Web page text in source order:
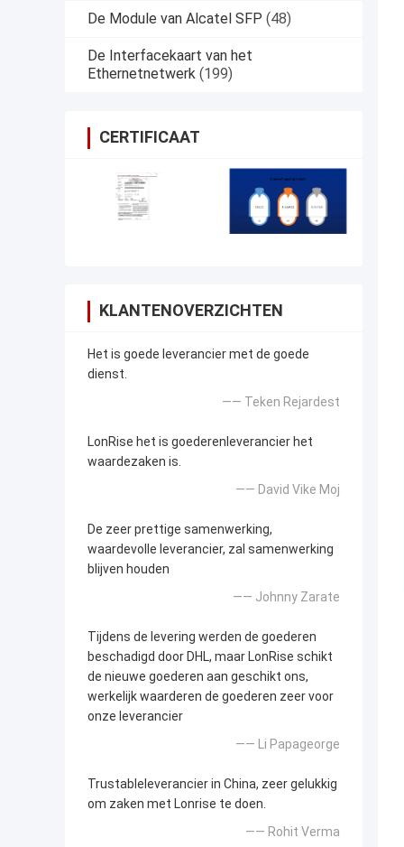
De Module van Alcatel SFP (48)
De Interfacekaart van het
Ethernetnetwerk (199)
CERTIFICAAT
KLANTENOVERZICHTEN
Het is goede leverancier met de goede
dienst.
—— Teken Rejardest
LonRise het is goederenleverancier het
waardezaken is.
—— David Vike Moj
De zeer prettige samenwerking,
waardevolle leverancier, zal samenwerking
blijven houden
—— Johnny Zarate
Tijdens de levering werden de goederen
beschadigd door DHL, maar LonRise schikt
de nieuwe goederen aan geschikt ons,
werkelijk waarderen de goederen zeer voor
onze leverancier
—— Li Papageorge
Trustableleverancier in China, zeer gelukkig
om zaken met Lonrise te doen.
—— Rohit Verma